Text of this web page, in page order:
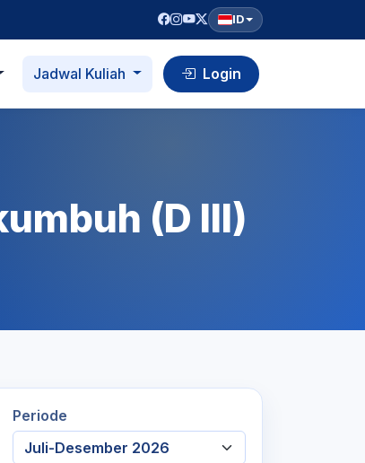
ID
Jadwal Kuliah Login
(D III)
Periode